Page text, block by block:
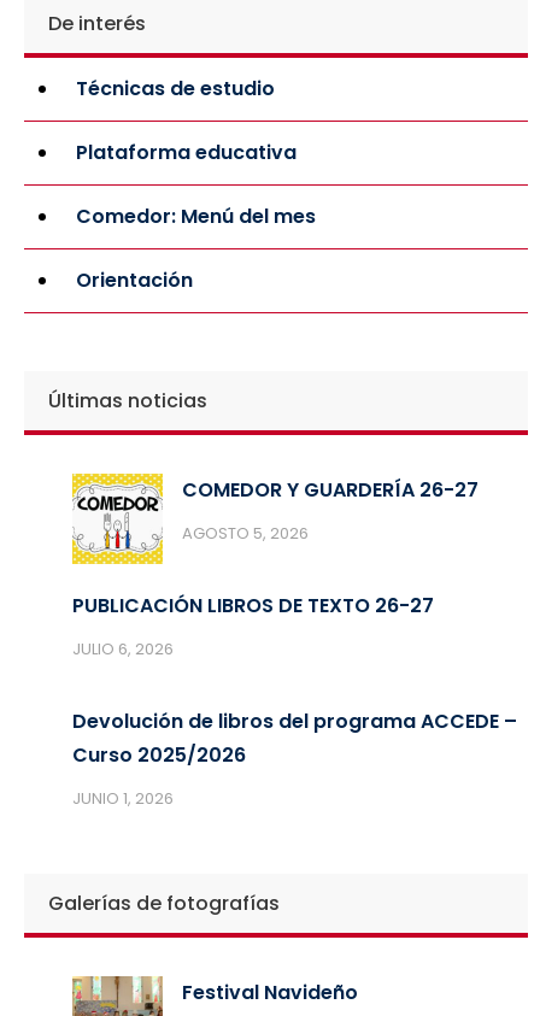
De interés
Técnicas de estudio
Plataforma educativa
Comedor: Menú del mes
Orientación
Últimas noticias
COMEDOR Y GUARDERÍA 26-27
AGOSTO 5, 2026
PUBLICACIÓN LIBROS DE TEXTO 26-27
JULIO 6, 2026
Devolución de libros del programa ACCEDE –
Curso 2025/2026
JUNIO 1, 2026
Galerías de fotografías
Festival Navideño